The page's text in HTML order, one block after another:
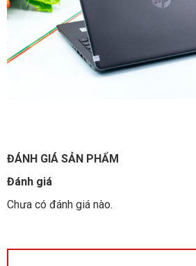
ĐÁNH GIÁ SẢN PHẨM
Đánh giá
Chưa có đánh giá nào.